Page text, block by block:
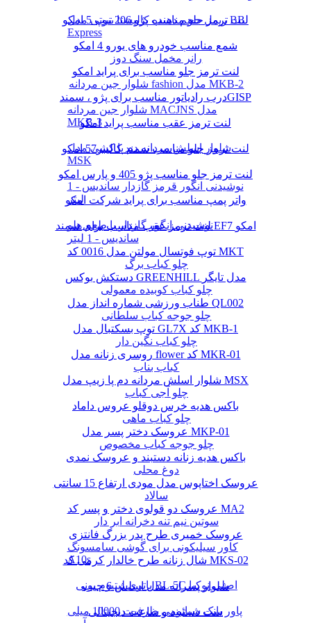
ریمل حجم دهنده کالیستا بیوتی مدل BB
Express
رانر مخمل سنگ دوز
شلوار جین مردانه fashion مدل MKB-2
شلوار جین مردانه MACJNS مدل
MKB-3
شلوار اسلش مردانه دم پا کشی مدل
MSK
نوشیدنی انگور قرمز گازدار ساندیس - 1
لیتر
نوشیدنی انگور گازدار با طعم هلو
ساندیس - 1 لیتر
چلو کباب برگ
چلو کباب کوبیده معمولی
چلو جوجه کباب سلطانی
چلو کباب نگین دار
کباب بناب
چلو آجی کباب
چلو کباب ماهی
چلو جوجه کباب مخصوص
دوغ محلی
سالاد
سوتین نیم تنه دخرانه ابر دار
کاور سیلیکونی برای گوشی سامسونگ
A10s
باتری لیتیوم یونی BL-5C اصلی نوکیا
پاور بانک شیائومی ظرفیت 10000 میلی
لنت ترمز جلو مناسب پژو 206 تیپ 5 امکو
شمع مناسب خودرو های یورو 4 امکو
لنت ترمز جلو مناسب برای پراید امکو
درب رادیاتور مناسب برای پژو ، سمندGISP
لنت ترمز عقب مناسب پراید امکو
لنت ترمز جلو مناسب سمند کالیبر57 امکو
لنت ترمز جلو مناسب پژو 405 و پارس امکو
واتر پمپ مناسب برای پراید شرکت امکو
لنت ترمز عقب مناسب برای سمند EF7 امکو
توپ فوتسال مولتن مدل 0016 کد MKT
دستکش بوکس GREENHILL مدل تایگر
طناب ورزشی شماره انداز مدل QL002
توپ بسکتبال مدل GL7X کد MKB-1
روسری زنانه مدل flower کد MKR-01
شلوار اسلش مردانه دم پا زیپ مدل MSX
باکس هدیه خرس دوقلو عروس داماد
عروسک دختر پسر مدل MKP-01
باکس هدیه زنانه دستبند و عروسک نمدی
عروسک اختاپوس مدل مودی ارتفاع 15 سانتی
عروسک دو قولوی دختر و پسر کد MA2
عروسک خمیری طرح پدر بزرگ فانتزی
شال زنانه طرح خالدار کرمی کد MKS-02
شلوار پسرانه مدل اسلش 6 جیب
ست دستبند و ساعت دیجیتالی